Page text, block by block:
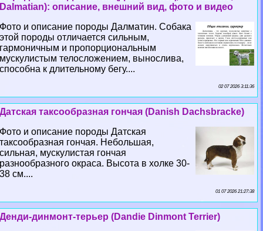
Dalmatian): описание, внешний вид, фото и видео
Фото и описание породы Далматин. Собака
этой породы отличается сильным,
гармоничным и пропорциональным
мускулистым телосложением, вынослива,
способна к длительному бегу....
02 07 2026 3:11:36
Датская таксообразная гончая (Danish Dachsbracke)
Фото и описание породы Датская
таксообразная гончая. Небольшая,
сильная, мускулистая гончая
разнообразного окраса. Высота в холке 30-
38 см....
01 07 2026 21:27:38
Денди-динмонт-терьер (Dandie Dinmont Terrier)